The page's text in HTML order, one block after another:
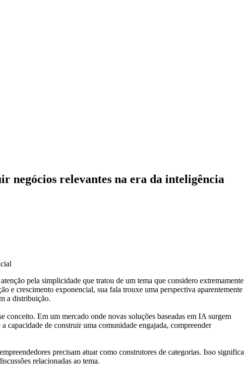
negócios relevantes na era da inteligência
pela simplicidade que tratou de um tema que considero extremamente
e crescimento exponencial, sua fala trouxe uma perspectiva aparentemente
a distribuição.
Em um mercado onde novas soluções baseadas em IA surgem
capacidade de construir uma comunidade engajada, compreender
precisam atuar como construtores de categorias. Isso significa
relacionadas ao tema.